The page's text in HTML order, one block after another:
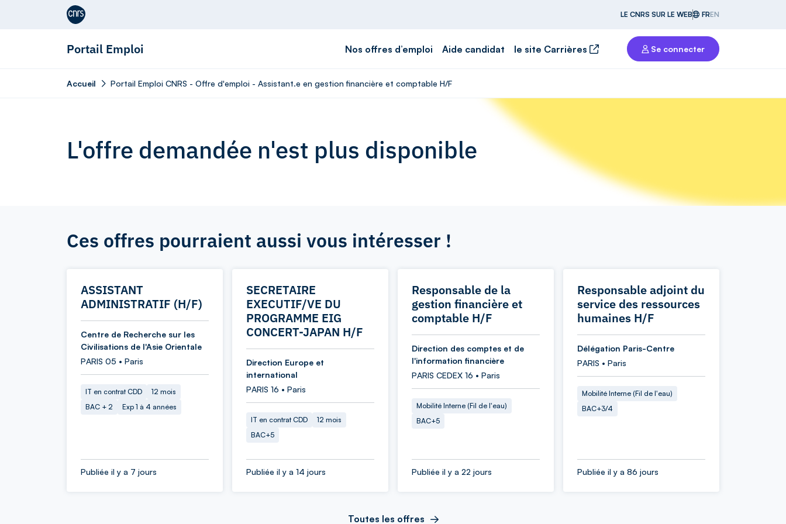
Aller au contenu
LE CNRS SUR LE WEB FREN
Portail Emploi Nos offres d’emploi Aide candidat le site Carrières Se connecter
Accueil Portail Emploi CNRS - Offre d'emploi - Assistant.e en gestion financière et comptable H/F
L'offre demandée n'est plus disponible
Ces offres pourraient aussi vous intéresser !
ASSISTANT
ADMINISTRATIF (H/F)
Centre de Recherche sur les
Civilisations de l'Asie Orientale
PARIS 05 • Paris
IT en contrat CDD
12 mois
BAC + 2
Exp 1 à 4 années
Publiée il y a 7 jours
SECRETAIRE
EXECUTIF/VE DU
PROGRAMME EIG
CONCERT-JAPAN H/F
Direction Europe et
international
PARIS 16 • Paris
IT en contrat CDD
12 mois
BAC+5
Publiée il y a 14 jours
Responsable de la
gestion financière et
comptable H/F
Direction des comptes et de
l'information financière
PARIS CEDEX 16 • Paris
Mobilité Interne (Fil de l'eau)
BAC+5
Publiée il y a 22 jours
Responsable adjoint du
service des ressources
humaines H/F
Délégation Paris-Centre
PARIS • Paris
Mobilité Interne (Fil de l'eau)
BAC+3/4
Publiée il y a 86 jours
Toutes les offres